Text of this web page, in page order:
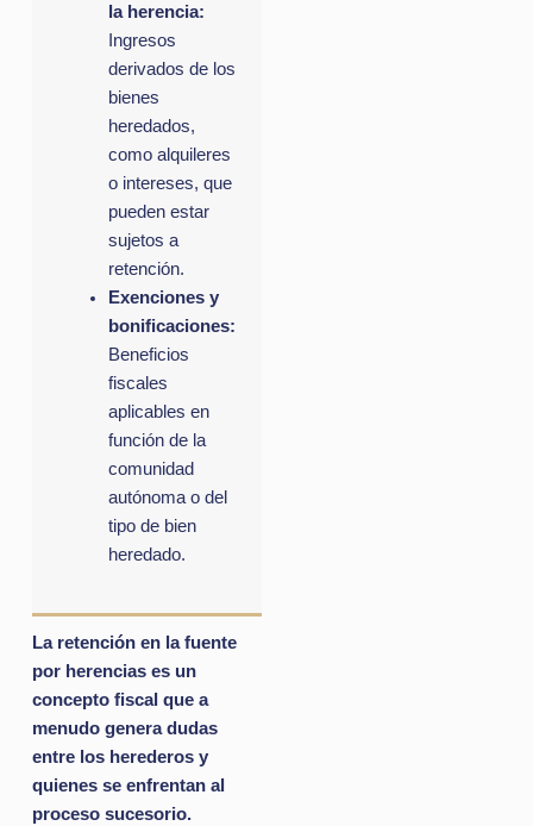
la herencia:
Ingresos
derivados de los
bienes
heredados,
como alquileres
o intereses, que
pueden estar
sujetos a
retención.
Exenciones y
bonificaciones:
Beneficios
fiscales
aplicables en
función de la
comunidad
autónoma o del
tipo de bien
heredado.
La retención en la fuente
por herencias es un
concepto fiscal que a
menudo genera dudas
entre los herederos y
quienes se enfrentan al
proceso sucesorio.